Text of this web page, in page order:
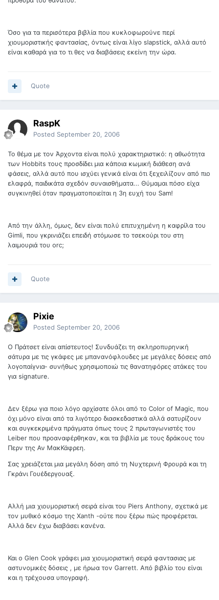
Όσο για τα περισότερα βιβλία που κυκλοφωρούνε περί
χιουμοριστικής φαντασίας, όντως είναι λίγο slapstick, αλλά αυτό
είναι καθαρά για το τι θες να διαβάσεις εκείνη την ώρα.
Quote
RaspK
Posted September 20, 2006
Το θέμα με τον Άρχοντα είναι πολύ χαρακτηριστικό: η αθωότητα
των Hobbits τους προσδίδει μια κάποια κωμική διάθεση ανά
φάσεις, αλλά αυτό που ισχύει γενικά είναι ότι ξεχειλίζουν από πιο
ελαφρά, παιδικάτα σχεδόν συναισθήματα... Θύμαμαι πόσο είχα
συγκινηθεί όταν πραγματοποιείται η 3η ευχή του Sam!
Από την άλλη, όμως, δεν είναι πολύ επιτυχημένη η καφρίλα του
Gimli, που γκρινιάζει επειδή στόμωσε το τσεκούρι του στη
λαιμουριά του orc;
Quote
Pixie
Posted September 20, 2006
Ο Πράτσετ είναι απίστευτος! Συνδυάζει τη σκληροπυρηνική
σάτυρα με τις γκάφες με μπανανόφλουδες με μεγάλες δόσεις από
λογοπαίγνια- συνήθως χρησιμοποιώ τις θανατηφόρες ατάκες του
για signature.
Δεν ξέρω για ποιο λόγο αρχίσατε όλοι από το Color of Magic, που
όχι μόνο είναι από τα λιγότερο διασκεδαστικά αλλά σατυρίζουν
και συγκεκριμένα πράγματα όπως τους 2 πρωταγωνιστές του
Leiber που προαναφέρθηκαν, και τα βιβλία με τους δράκους του
Περν της Αν ΜακΚάφρεη.
Σας χρειάζεται μια μεγάλη δόση από τη Νυχτερινή Φρουρά και τη
Γκράνι Γουέδεργουαξ.
Αλλή μια χιουμοριστική σειρά είναι του Piers Anthony, σχετικά με
τον μυθικό κόσμο της Xanth -ούτε που ξέρω πώς προφέρεται.
Αλλά δεν έχω διαβάσει κανένα.
Και ο Glen Cook γράφει μια χιουμοριστική σειρά φαντασιας με
αστυνομικές δόσεις , με ήρωα τον Garrett. Από βιβλίο του είναι
και η τρέχουσα υπογραφή.